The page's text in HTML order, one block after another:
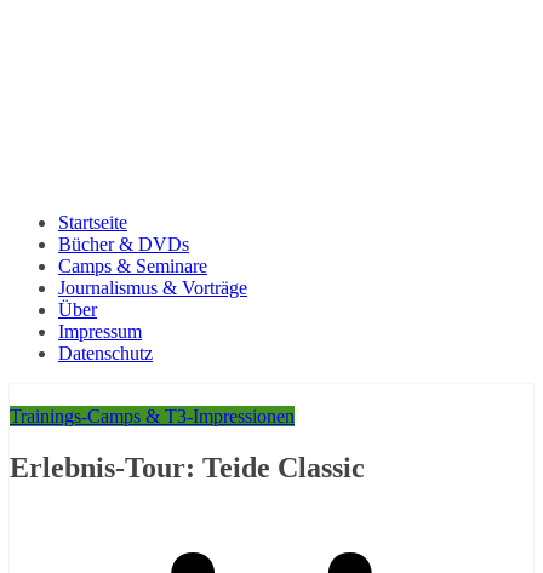
Startseite
Bücher & DVDs
Camps & Seminare
Journalismus & Vorträge
Über
Impressum
Datenschutz
Trainings-Camps & T3-Impressionen
Erlebnis-Tour: Teide Classic